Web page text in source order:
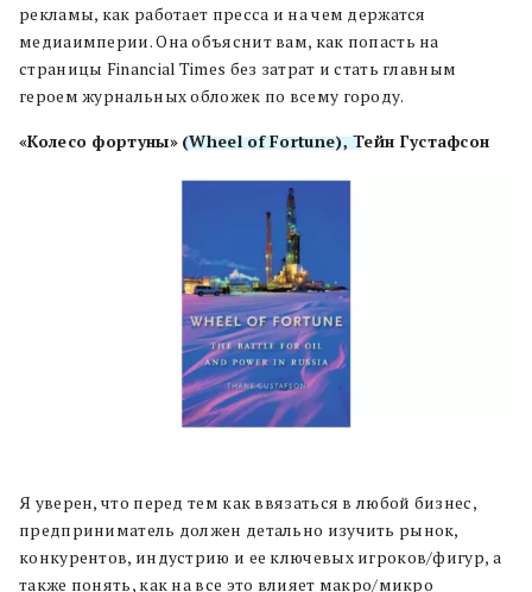
рекламы, как работает пресса и на чем держатся
медиаимперии. Она объяснит вам, как попасть на
страницы Financial Times без затрат и стать главным
героем журнальных обложек по всему городу.
«Колесо фортуны» (Wheel of Fortune),Тейн Густафсон
Я уверен, что перед тем как ввязаться в любой бизнес,
предприниматель должен детально изучить рынок,
конкурентов, индустрию и ее ключевых игроков/фигур, а
также понять, как на все это влияет макро/микро